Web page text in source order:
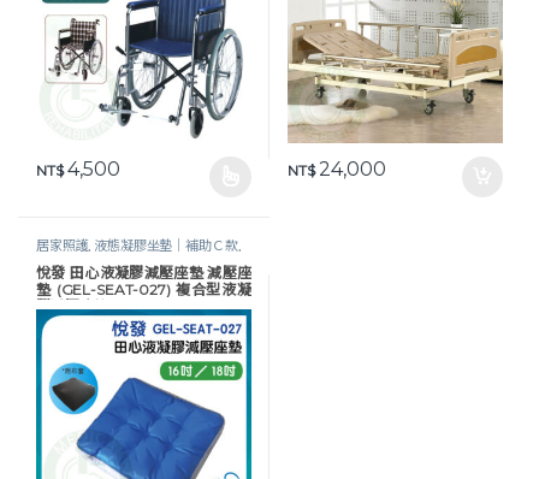
NT$4,500 NT$24,000
居家照護, 液態凝膠坐墊｜補助Ｃ款,
減壓防褥瘡,長照專區,預防褥瘡
悅發 田心液凝膠減壓座墊 減壓座
墊 (GEL-SEAT-027) 複合型液凝
膠減壓座墊